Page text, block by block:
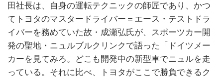
田社長は、自身の運転テクニックの師匠であり、かつ
てトヨタのマスタードライバー＝エース・テストドラ
イバーを務めていた故・成瀬弘氏が、スポーツカー開
発の聖地・ニュルブルクリンクで語った「ドイツメー
カーを見てみろ。どこも開発中の新型車でニュルを走
っている。それに比べ、トヨタがここで勝負できるク